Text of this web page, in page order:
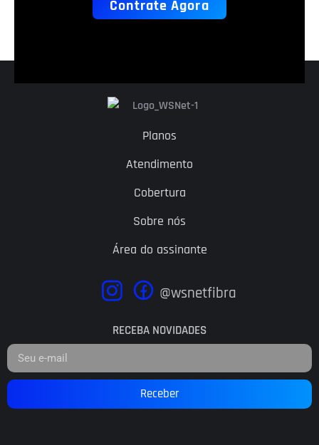
Contrate Agora
Planos
Atendimento
Cobertura
Sobre nós
Área do assinante
@wsnetfibra
RECEBA NOVIDADES
Receber